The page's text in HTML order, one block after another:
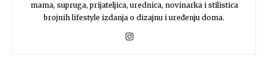
mama, supruga, prijateljica, urednica, novinarka i stilistica
brojnih lifestyle izdanja o dizajnu i uređenju doma.